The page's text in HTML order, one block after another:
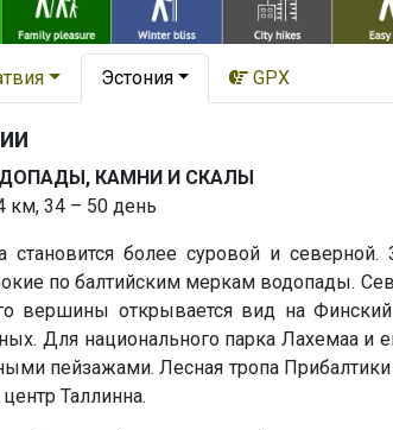
Эстония GPX
КАМНИ И СКАЛЫ
км, 34 – 50 день
становится более суровой и
по балтийским меркам водопады.
вершины открывается вид на
Для национального парка Лахемаа и
пейзажами. Лесная тропа
Таллинна.